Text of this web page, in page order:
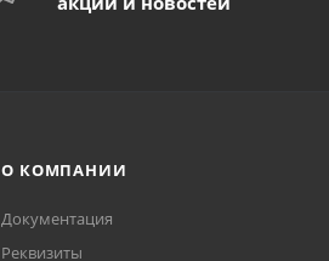
О КОМПАНИИ
Документация
Реквизиты